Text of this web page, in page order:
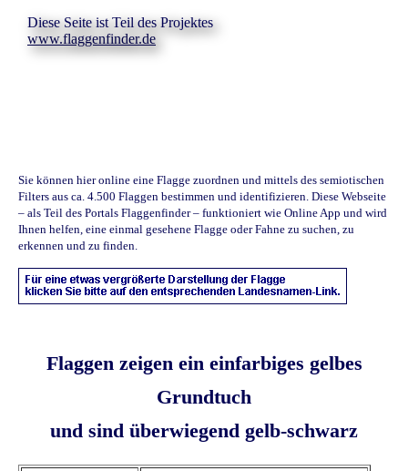
Diese Seite ist Teil des Projektes
www.flaggenfinder.de
Sie können hier online eine Flagge zuordnen und mittels des semiotischen
Filters aus ca. 4.500 Flaggen bestimmen und identifizieren. Diese Webseite
– als Teil des Portals Flaggenfinder – funktioniert wie Online App und wird
Ihnen helfen, eine einmal gesehene Flagge oder Fahne zu suchen, zu
erkennen und zu finden.
Flaggen zeigen ein einfarbiges gelbes
Grundtuch
und sind überwiegend gelb-schwarz